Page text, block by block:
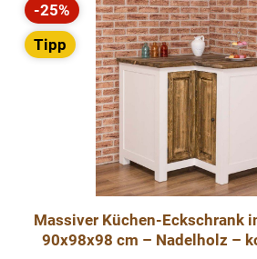
Rabatt
-25%
Tipp
Massiver Küchen-Eckschrank
90x98x98 cm – Nadelholz –